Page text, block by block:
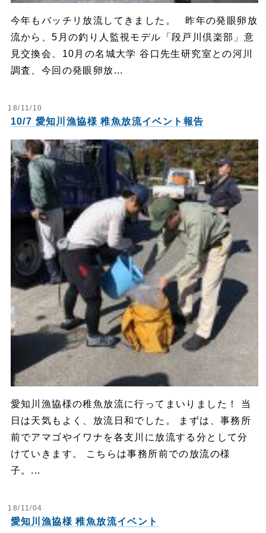
今年もバッチリ放流してきました。 昨年の発眼卵放
流から、5月の釣り人監視モデル「段戸川倶楽部」意
見交換会、10月の名城大学 谷口先生研究室との河川
調査、今回の発眼卵放...
18/11/10
10/7 愛知川漁協様 稚魚放流イベント報告
愛知川漁協様の稚魚放流に行ってまいりました！ 当
日は天気もよく、放流日和でした。 まずは、事務所
前でアマゴやイワナを各支川に放流する分として分
けていきます。 こちらは事務所前での放流の様
子。...
18/11/04
愛知川漁協様 稚魚放流イベント